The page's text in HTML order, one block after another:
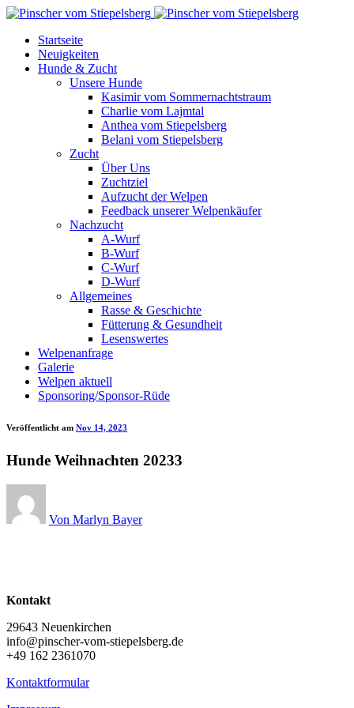
Startseite
Neuigkeiten
Hunde & Zucht
Unsere Hunde
Kasimir vom Sommernachtstraum
Charlie vom Lajmtal
Anthea vom Stiepelsberg
Belani vom Stiepelsberg
Zucht
Über Uns
Zuchtziel
Aufzucht der Welpen
Feedback unserer Welpenkäufer
Nachzucht
A-Wurf
B-Wurf
C-Wurf
D-Wurf
Allgemeines
Rasse & Geschichte
Fütterung & Gesundheit
Lesenswertes
Welpenanfrage
Galerie
Welpen aktuell
Sponsoring/Sponsor-Rüde
Veröffentlicht am Nov 14, 2023
Hunde Weihnachten 20233
Von Marlyn Bayer
Kontakt
29643 Neuenkirchen
info@pinscher-vom-stiepelsberg.de
+49 162 2361070
Kontaktformular